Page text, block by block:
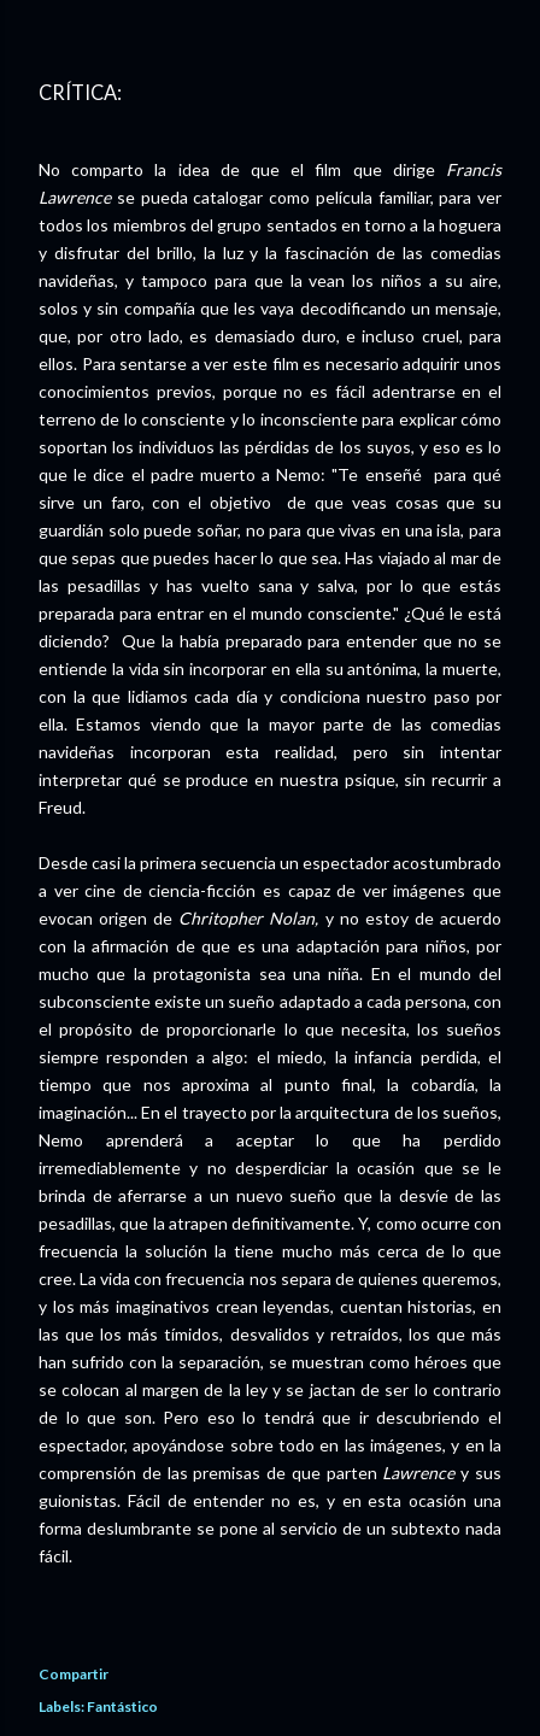
CRÍTICA:
No comparto la idea de que el film que dirige Francis
Lawrencese pueda catalogar como película familiar, para ver
todos los miembros del grupo sentados en torno a la hoguera
y disfrutar del brillo, la luz y la fascinación de las comedias
navideñas, y tampoco para que la vean los niños a su aire,
solos y sin compañía que les vaya decodificando un mensaje,
que, por otro lado, es demasiado duro, e incluso cruel, para
ellos. Para sentarse a ver este film es necesario adquirir unos
conocimientos previos, porque no es fácil adentrarse en el
terreno de lo consciente y lo inconsciente para explicar cómo
soportan los individuos las pérdidas de los suyos, y eso es lo
que le dice el padre muerto a Nemo: "Te enseñé para qué
sirve un faro, con el objetivo de que veas cosas que su
guardián solo puede soñar, no para que vivas en una isla, para
que sepas que puedes hacer lo que sea. Has viajado al mar de
las pesadillas y has vuelto sana y salva, por lo que estás
preparada para entrar en el mundo consciente." ¿Qué le está
diciendo? Que la había preparado para entender que no se
entiende la vida sin incorporar en ella su antónima, la muerte,
con la que lidiamos cada día y condiciona nuestro paso por
ella. Estamos viendo que la mayor parte de las comedias
navideñas incorporan esta realidad, pero sin intentar
interpretar qué se produce en nuestra psique, sin recurrir a
Freud.
Desde casi la primera secuencia un espectador acostumbrado
a ver cine de ciencia-ficción es capaz de ver imágenes que
evocan origen de Chritopher Nolan, y no estoy de acuerdo
con la afirmación de que es una adaptación para niños, por
mucho que la protagonista sea una niña. En el mundo del
subconsciente existe un sueño adaptado a cada persona, con
el propósito de proporcionarle lo que necesita, los sueños
siempre responden a algo: el miedo, la infancia perdida, el
tiempo que nos aproxima al punto final, la cobardía, la
imaginación... En el trayecto por la arquitectura de los sueños,
Nemo aprenderá a aceptar lo que ha perdido
irremediablemente y no desperdiciar la ocasión que se le
brinda de aferrarse a un nuevo sueño que la desvíe de las
pesadillas, que la atrapen definitivamente. Y, como ocurre con
frecuencia la solución la tiene mucho más cerca de lo que
cree. La vida con frecuencia nos separa de quienes queremos,
y los más imaginativos crean leyendas, cuentan historias, en
las que los más tímidos, desvalidos y retraídos, los que más
han sufrido con la separación, se muestran como héroes que
se colocan al margen de la ley y se jactan de ser lo contrario
de lo que son. Pero eso lo tendrá que ir descubriendo el
espectador, apoyándose sobre todo en las imágenes, y en la
comprensión de las premisas de que parten Lawrencey sus
guionistas. Fácil de entender no es, y en esta ocasión una
forma deslumbrante se pone al servicio de un subtexto nada
fácil.
Compartir
Labels: Fantástico